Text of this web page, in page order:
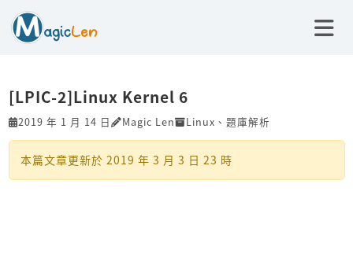
[LPIC-2]Linux Kernel 6
2019 年 1 月 14 日 Magic Len Linux 、 題庫解析
本篇文章更新於 2019 年 3 月 3 日 23 時